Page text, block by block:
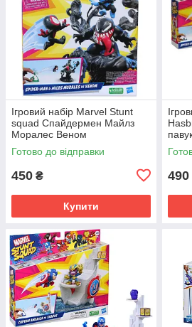
Ігровий набір Marvel Stunt
squad Спайдермен Майлз
Моралес Веном
Готово до відправки
450 ₴
Купити
490